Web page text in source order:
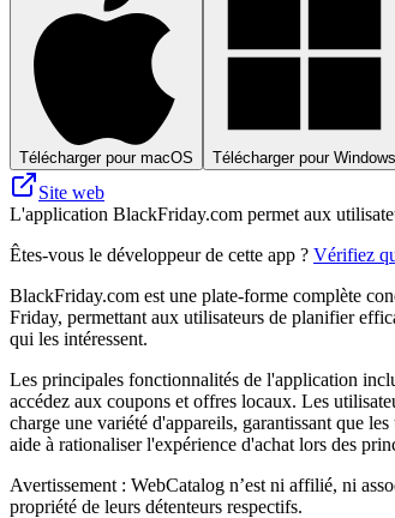
Télécharger pour macOS Télécharger pour Windows
Site web
L'application BlackFriday.com permet aux
Êtes-vous le développeur de cette app ? Vérifiez
BlackFriday.com est une plate-forme complète
Friday, permettant aux utilisateurs de planifier
qui les intéressent.
Les principales fonctionnalités de l'application
accédez aux coupons et offres locaux. Les
charge une variété d'appareils, garantissant que
aide à rationaliser l'expérience d'achat lors des
Avertissement : WebCatalog n’est ni affilié, ni
propriété de leurs détenteurs respectifs.